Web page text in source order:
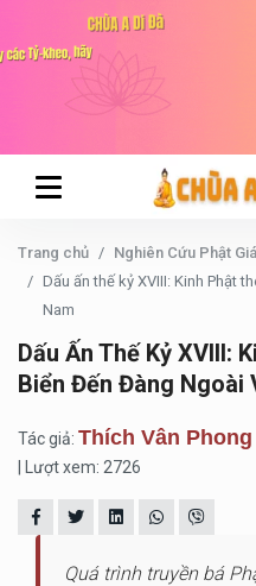
Trang chủ
Nghiên Cứu Phật
Dấu ấn thế kỷ XVIII: Kinh Phật
Nam
Dấu Ấn Thế Kỷ XVIII:
Biển Đến Đàng Ngoài
Tác giả: Thích Vân Phong
| Lượt xem: 2726
Quá trình truyền bá